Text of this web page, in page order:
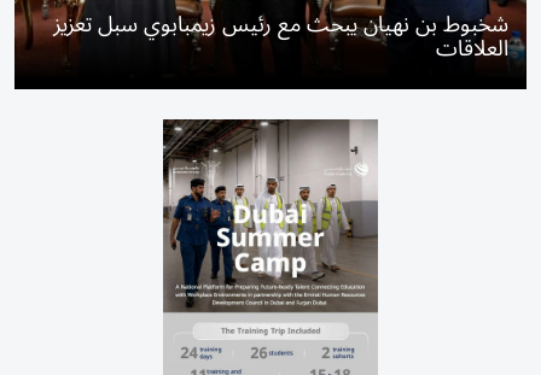
شخبوط بن نهيان يبحث مع رئيس زيمبابوي سبل تعزيز
العلاقات